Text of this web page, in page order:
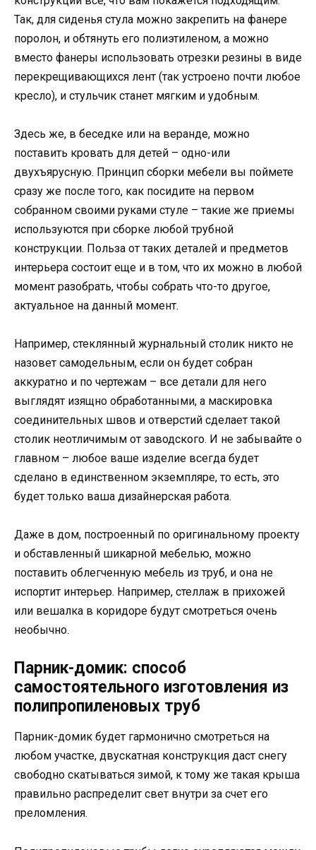
Так, для сиденья стула можно закрепить на фанере
поролон, и обтянуть его полиэтиленом, а можно
вместо фанеры использовать отрезки резины в виде
перекрещивающихся лент (так устроено почти любое
кресло), и стульчик станет мягким и удобным.
Здесь же, в беседке или на веранде, можно
поставить кровать для детей – одно-или
двухъярусную. Принцип сборки мебели вы поймете
сразу же после того, как посидите на первом
собранном своими руками стуле – такие же приемы
используются при сборке любой трубной
конструкции. Польза от таких деталей и предметов
интерьера состоит еще и в том, что их можно в любой
момент разобрать, чтобы собрать что-то другое,
актуальное на данный момент.
Например, стеклянный журнальный столик никто не
назовет самодельным, если он будет собран
аккуратно и по чертежам – все детали для него
выглядят изящно обработанными, а маскировка
соединительных швов и отверстий сделает такой
столик неотличимым от заводского. И не забывайте о
главном – любое ваше изделие всегда будет
сделано в единственном экземпляре, то есть, это
будет только ваша дизайнерская работа.
Даже в дом, построенный по оригинальному проекту
и обставленный шикарной мебелью, можно
поставить облегченную мебель из труб, и она не
испортит интерьер. Например, стеллаж в прихожей
или вешалка в коридоре будут смотреться очень
необычно.
Парник-домик: способ
самостоятельного изготовления из
полипропиленовых труб
Парник-домик будет гармонично смотреться на
любом участке, двускатная конструкция даст снегу
свободно скатываться зимой, к тому же такая крыша
правильно распределит свет внутри за счет его
преломления.